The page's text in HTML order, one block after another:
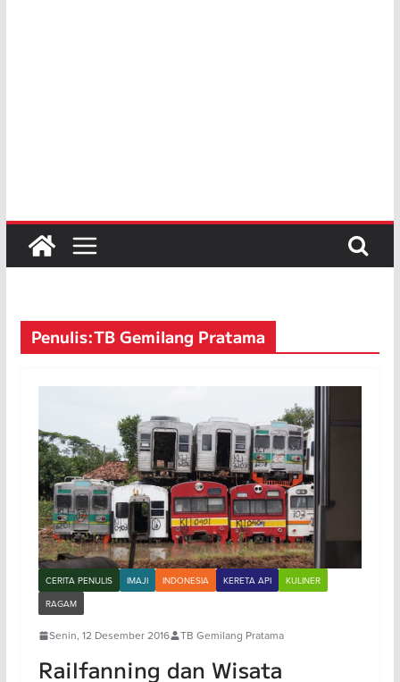
Penulis:TB Gemilang Pratama
CERITA PENULIS IMAJI INDONESIA KERETA API
KULINER
RAGAM
Senin, 12 Desember 2016 TB Gemilang Pratama
Railfanning dan Wisata